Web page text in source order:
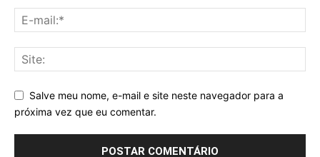
Salve meu nome, e-mail e site neste navegador para a
próxima vez que eu comentar.